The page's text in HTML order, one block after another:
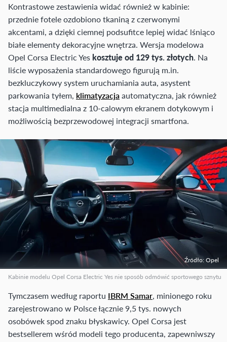
Kontrastowe zestawienia widać również w kabinie:
przednie fotele ozdobiono tkaniną z czerwonymi
akcentami, a dzięki ciemnej podsufitce lepiej widać lśniąco
białe elementy dekoracyjne wnętrza. Wersja modelowa
Opel Corsa Electric Yes kosztuje od 129 tys. złotych. Na
liście wyposażenia standardowego figurują m.in.
bezkluczykowy system uruchamiania auta, asystent
parkowania tyłem, klimatyzacja automatyczna, jak również
stacja multimedialna z 10-calowym ekranem dotykowym i
możliwością bezprzewodowej integracji smartfona.
Źródło: Opel
Kabinie modelu Opel Corsa Electric Yes nie sposób odmówić sportowego sznytu
Tymczasem według raportu IBRM Samar, minionego roku
zarejestrowano w Polsce łącznie 9,5 tys. nowych
osobówek spod znaku błyskawicy. Opel Corsa jest
bestsellerem wśród modeli tego producenta, zapewniwszy